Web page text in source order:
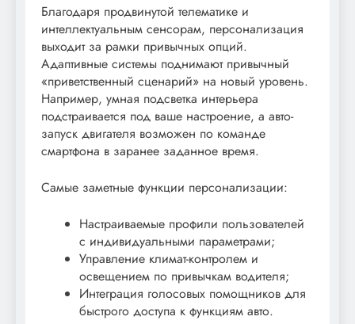
Благодаря продвинутой телематике и
интеллектуальным сенсорам, персонализация
выходит за рамки привычных опций.
Адаптивные системы поднимают привычный
«приветственный сценарий» на новый уровень.
Например, умная подсветка интерьера
подстраивается под ваше настроение, а авто-
запуск двигателя возможен по команде
смартфона в заранее заданное время.
Самые заметные функции персонализации:
Настраиваемые профили пользователей
с индивидуальными параметрами;
Управление климат-контролем и
освещением по привычкам водителя;
Интеграция голосовых помощников для
быстрого доступа к функциям авто.